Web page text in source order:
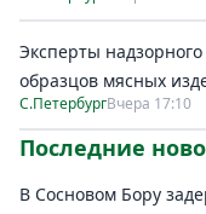
Эксперты
образцов мясных
С.ПетербургВчера 17:10
Последние
В Сосновом Бору